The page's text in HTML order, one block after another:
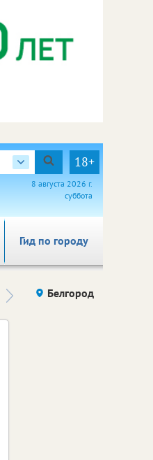
18+
8 августа 2026 г.
суббота
Гид по городу
Здоровье компаний (на
правах
Белгород